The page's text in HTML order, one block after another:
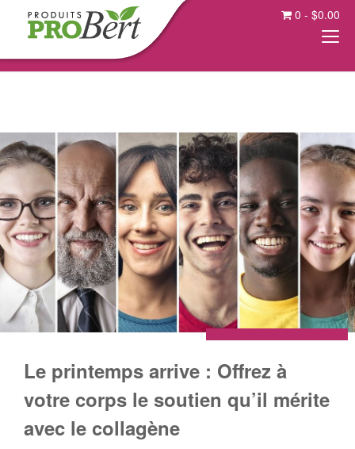
0 - $0.00
Le printemps arrive : Offrez à
votre corps le soutien qu’il mérite
avec le collagène